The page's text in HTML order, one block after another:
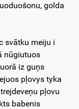
golda
svātku meiju i
nūgiutuos
iz guņs
pļovys tyka
pļovu
babenis